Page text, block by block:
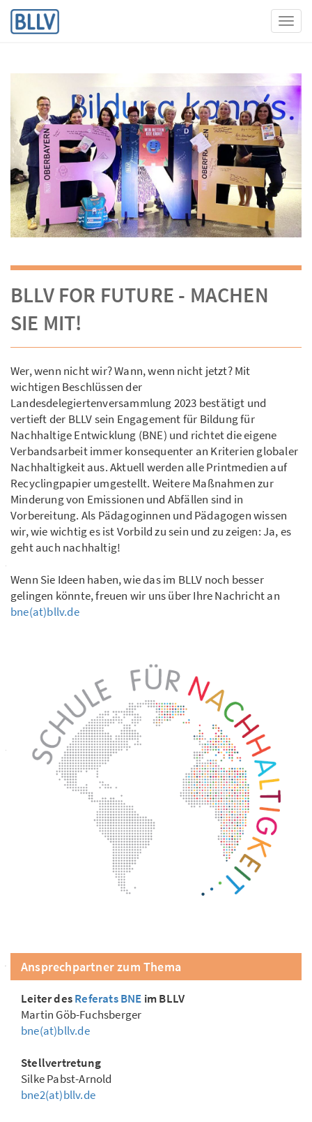
BLLV FOR FUTURE - MACHEN
SIE MIT!
Wer, wenn nicht wir? Wann, wenn nicht jetzt? Mit
wichtigen Beschlüssen der
Landesdelegiertenversammlung 2023 bestätigt und
vertieft der BLLV sein Engagement für Bildung für
Nachhaltige Entwicklung (BNE) und richtet die eigene
Verbandsarbeit immer konsequenter an Kriterien globaler
Nachhaltigkeit aus. Aktuell werden alle Printmedien auf
Recyclingpapier umgestellt. Weitere Maßnahmen zur
Minderung von Emissionen und Abfällen sind in
Vorbereitung. Als Pädagoginnen und Pädagogen wissen
wir, wie wichtig es ist Vorbild zu sein und zu zeigen: Ja, es
geht auch nachhaltig!
Wenn Sie Ideen haben, wie das im BLLV noch besser
gelingen könnte, freuen wir uns über Ihre Nachricht an
bne(at)bllv.de
Ansprechpartner zum Thema
Leiter desReferats BNE im BLLV
Martin Göb-Fuchsberger
bne(at)bllv.de
Stellvertretung
Silke Pabst-Arnold
bne2(at)bllv.de